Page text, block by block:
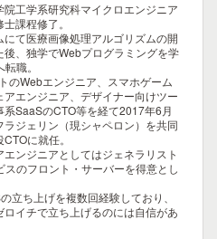
院工学系研究科マイクロエンジニア
課程修了。
にて医療画像処理アルゴリズムの開
後、独学でWebプログラミングを学
職。
のWebエンジニア、スマホゲーム
アエンジニア、デザイナー向けツー
系SaaSのCTO等を経て2017年6月
ラジェリン（現シャペロン）を共同
に就任。
エンジニアとしてはジェネラリスト
スのフロント・サーバーを得意とし
立ち上げを複数回経験しており、
ロイチで立ち上げるのには自信があ